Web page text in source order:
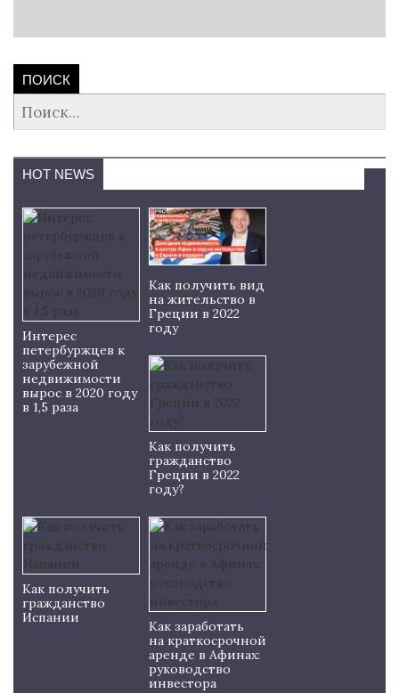
ПОИСК
HOT NEWS
Интерес
петербуржцев к
зарубежной
недвижимости
вырос в 2020 году
в 1,5 раза
Как получить вид
на жительство в
Греции в 2022
году
Как получить
гражданство
Греции в 2022
году?
Как получить
гражданство
Испании
Как заработать
на краткосрочной
аренде в Афинах:
руководство
инвестора